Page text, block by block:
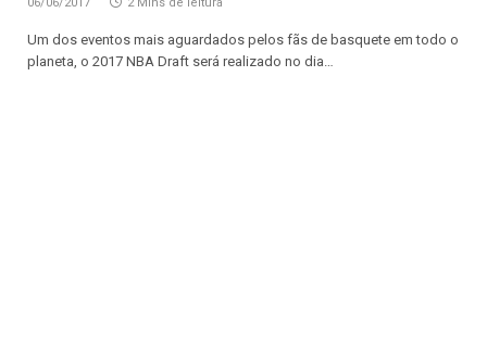
06/06/2017 2 Mins de leitura
Um dos eventos mais aguardados pelos fãs de basquete em todo o
planeta, o 2017 NBA Draft será realizado no dia…